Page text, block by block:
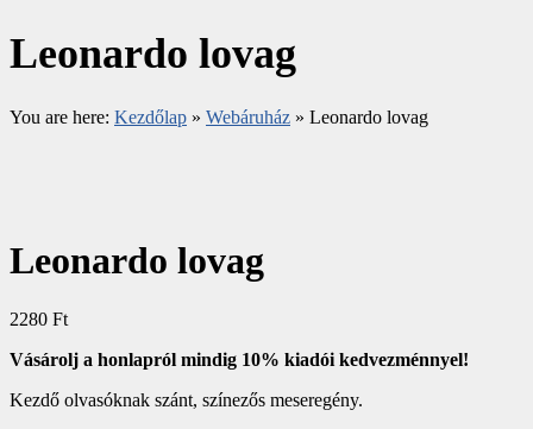
Leonardo lovag
You are here: Kezdőlap » Webáruház » Leonardo lovag
Leonardo lovag
2280 Ft
Vásárolj a honlapról mindig 10% kiadói kedvezménnyel!
Kezdő olvasóknak szánt, színezős meseregény.